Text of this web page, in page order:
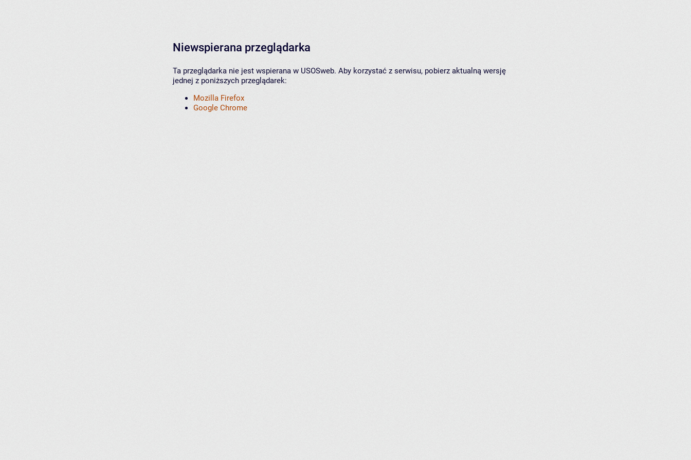
Niewspierana przeglądarka
Ta przeglądarka nie jest wspierana w USOSweb. Aby korzystać z serwisu, pobierz aktualną wersję
jednej z poniższych przeglądarek:
Mozilla Firefox
Google Chrome